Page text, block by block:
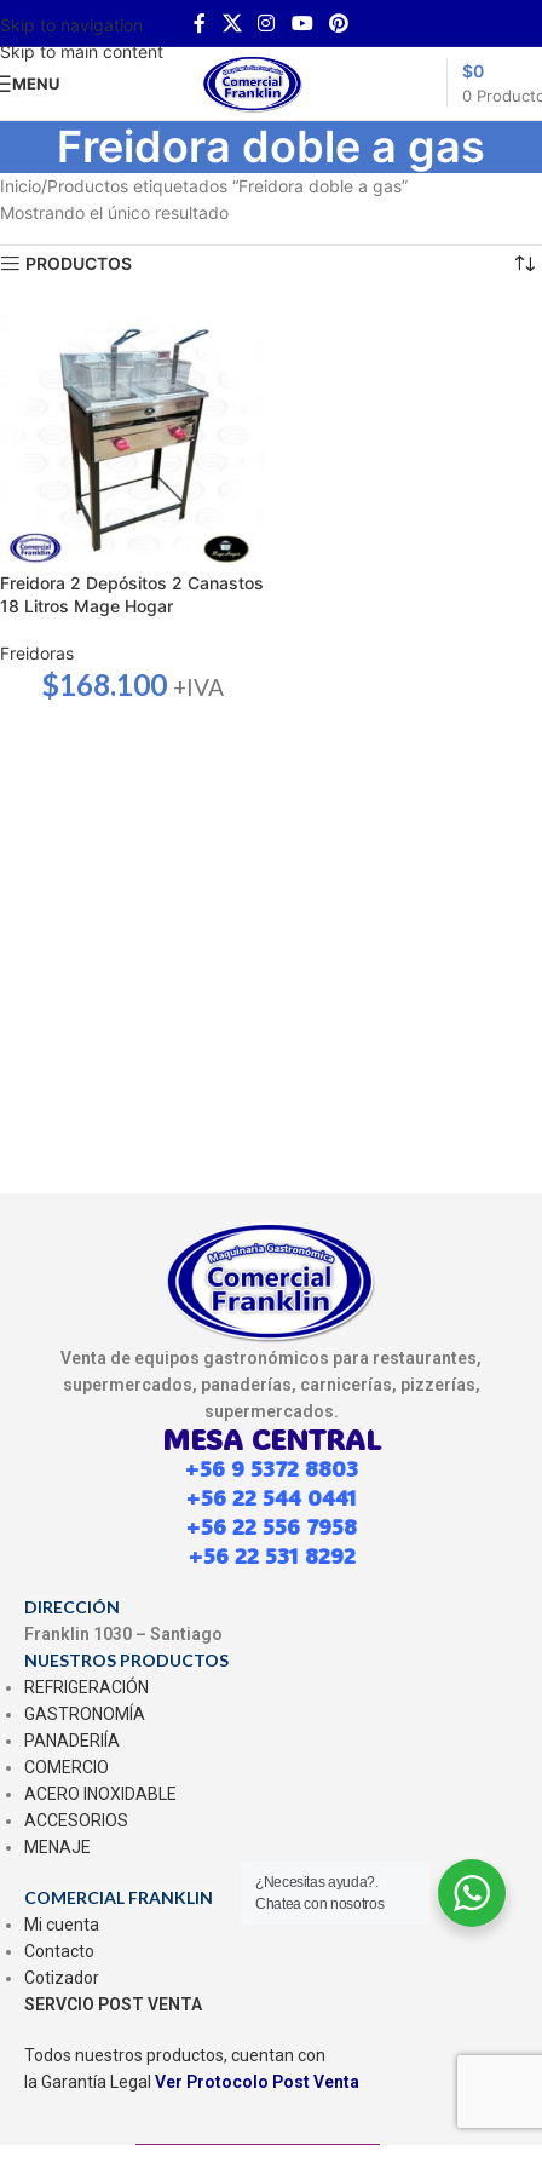
Skip to navigation
Skip to main content
MENU
0
$0
Freidora doble a gas
Inicio Productos etiquetados “Freidora doble a gas”
Mostrando el único resultado
PRODUCTOS
Freidora 2 Depósitos 2 Canastos
18 Litros Mage Hogar
Freidoras
$168.100 +IVA
Venta de equipos gastronómicos para restaurantes,
supermercados, panaderías, carnicerías, pizzerías,
supermercados.
MESA CENTRAL
+56 9 5372 8803
+56 22 544 0441
+56 22 556 7958
+56 22 531 8292
DIRECCIÓN
Franklin 1030 – Santiago
NUESTROS PRODUCTOS
REFRIGERACIÓN
GASTRONOMÍA
PANADERIÍA
COMERCIO
ACERO INOXIDABLE
ACCESORIOS
MENAJE
COMERCIAL FRANKLIN
Mi cuenta
Contacto
Cotizador
SERVCIO POST VENTA
Todos nuestros productos, cuentan con
la Garantía Legal Ver Protocolo Post Venta
¿Necesitas ayuda?.
Chatea con nosotros